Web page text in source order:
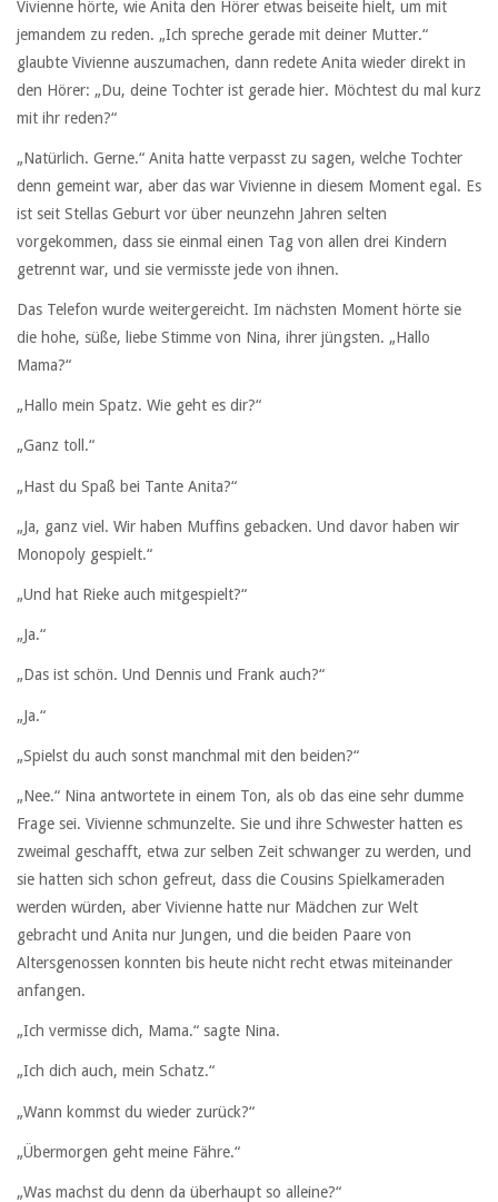
Vivienne hörte, wie Anita den Hörer etwas beiseite hielt, um mit
jemandem zu reden. „Ich spreche gerade mit deiner Mutter.“
glaubte Vivienne auszumachen, dann redete Anita wieder direkt in
den Hörer: „Du, deine Tochter ist gerade hier. Möchtest du mal kurz
mit ihr reden?“
„Natürlich. Gerne.“ Anita hatte verpasst zu sagen, welche Tochter
denn gemeint war, aber das war Vivienne in diesem Moment egal. Es
ist seit Stellas Geburt vor über neunzehn Jahren selten
vorgekommen, dass sie einmal einen Tag von allen drei Kindern
getrennt war, und sie vermisste jede von ihnen.
Das Telefon wurde weitergereicht. Im nächsten Moment hörte sie
die hohe, süße, liebe Stimme von Nina, ihrer jüngsten. „Hallo
Mama?“
„Hallo mein Spatz. Wie geht es dir?“
„Ganz toll.“
„Hast du Spaß bei Tante Anita?“
„Ja, ganz viel. Wir haben Muffins gebacken. Und davor haben wir
Monopoly gespielt.“
„Und hat Rieke auch mitgespielt?“
„Ja.“
„Das ist schön. Und Dennis und Frank auch?“
„Ja.“
„Spielst du auch sonst manchmal mit den beiden?“
„Nee.“ Nina antwortete in einem Ton, als ob das eine sehr dumme
Frage sei. Vivienne schmunzelte. Sie und ihre Schwester hatten es
zweimal geschafft, etwa zur selben Zeit schwanger zu werden, und
sie hatten sich schon gefreut, dass die Cousins Spielkameraden
werden würden, aber Vivienne hatte nur Mädchen zur Welt
gebracht und Anita nur Jungen, und die beiden Paare von
Altersgenossen konnten bis heute nicht recht etwas miteinander
anfangen.
„Ich vermisse dich, Mama.“ sagte Nina.
„Ich dich auch, mein Schatz.“
„Wann kommst du wieder zurück?“
„Übermorgen geht meine Fähre.“
„Was machst du denn da überhaupt so alleine?“